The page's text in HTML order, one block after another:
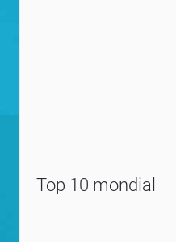
Top 10 mondial